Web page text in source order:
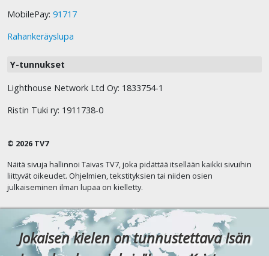
MobilePay: 91717
Rahankeräyslupa
Y-tunnukset
Lighthouse Network Ltd Oy: 1833754-1
Ristin Tuki ry: 1911738-0
© 2026 TV7
Näitä sivuja hallinnoi Taivas TV7, joka pidättää itsellään kaikki sivuihin
liittyvät oikeudet. Ohjelmien, tekstityksien tai niiden osien
julkaiseminen ilman lupaa on kielletty.
Jokaisen kielen on tunnustettava Isän